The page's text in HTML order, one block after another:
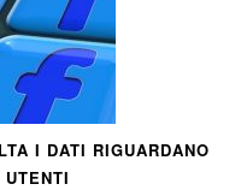
I DATI RIGUARDANO